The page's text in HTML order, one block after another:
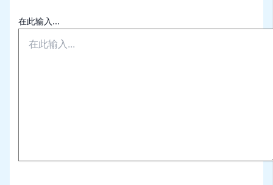
在此输入...